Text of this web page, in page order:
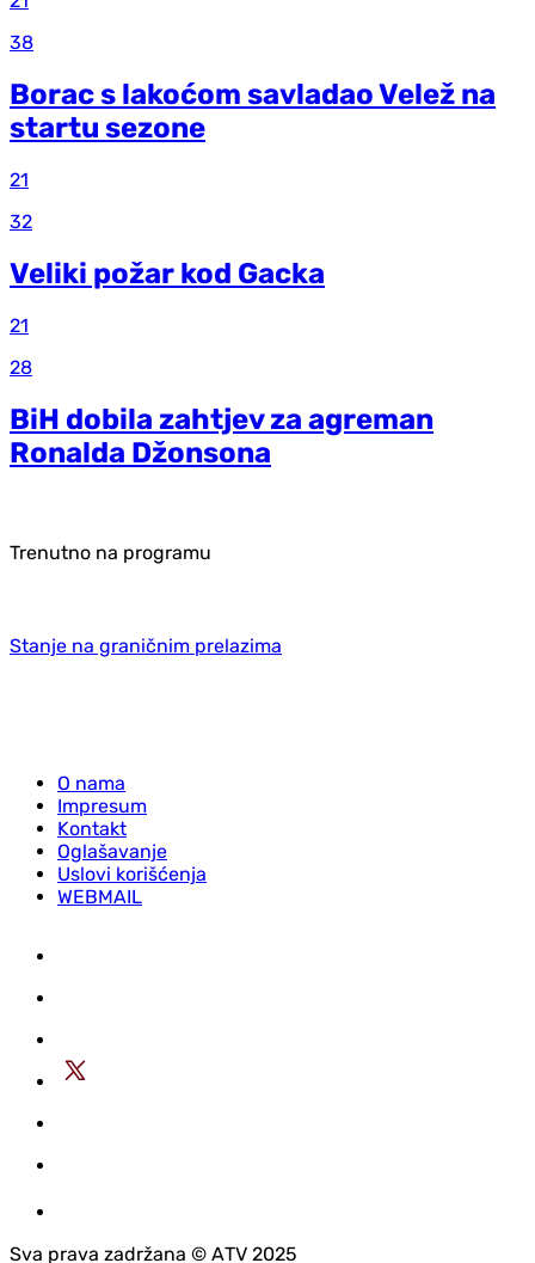
38
Borac s lakoćom savladao Velež na
startu sezone
21
32
Veliki požar kod Gacka
21
28
BiH dobila zahtjev za agreman
Ronalda Džonsona
Trenutno na programu
Stanje na graničnim prelazima
O nama
Impresum
Kontakt
Oglašavanje
Uslovi korišćenja
WEBMAIL
Sva prava zadržana © АTV 2025